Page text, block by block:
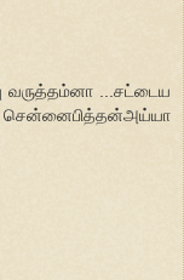
வருத்தம்னா ...சட்டைய
சென்னைபித்தன்அய்யா